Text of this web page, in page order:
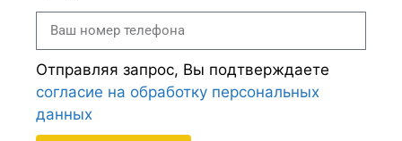
Отправляя запрос, Вы подтверждаете
согласие на обработку персональных
данных